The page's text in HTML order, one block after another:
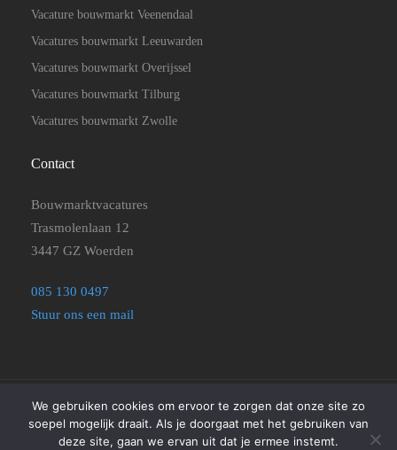
Vacature bouwmarkt Veenendaal
Vacatures bouwmarkt Leeuwarden
Vacatures bouwmarkt Overijssel
Vacatures bouwmarkt Tilburg
Vacatures bouwmarkt Zwolle
Contact
Bouwmarktvacatures
Trasmolenlaan 12
3447 GZ Woerden
085 130 0497
Stuur ons een mail
©2025 Bouwmarktvacatures|Disclaimer, Privacyverklaring en
Algemene Voorwaarden |Cookie beleid
We gebruiken cookies om ervoor te zorgen dat onze site zo
soepel mogelijk draait. Als je doorgaat met het gebruiken van
deze site, gaan we ervan uit dat je ermee instemt.